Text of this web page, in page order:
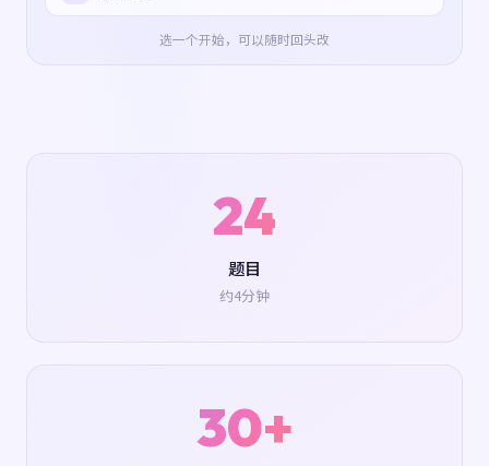
选一个开始，可以随时回头改
24
题目
约4分钟
30+